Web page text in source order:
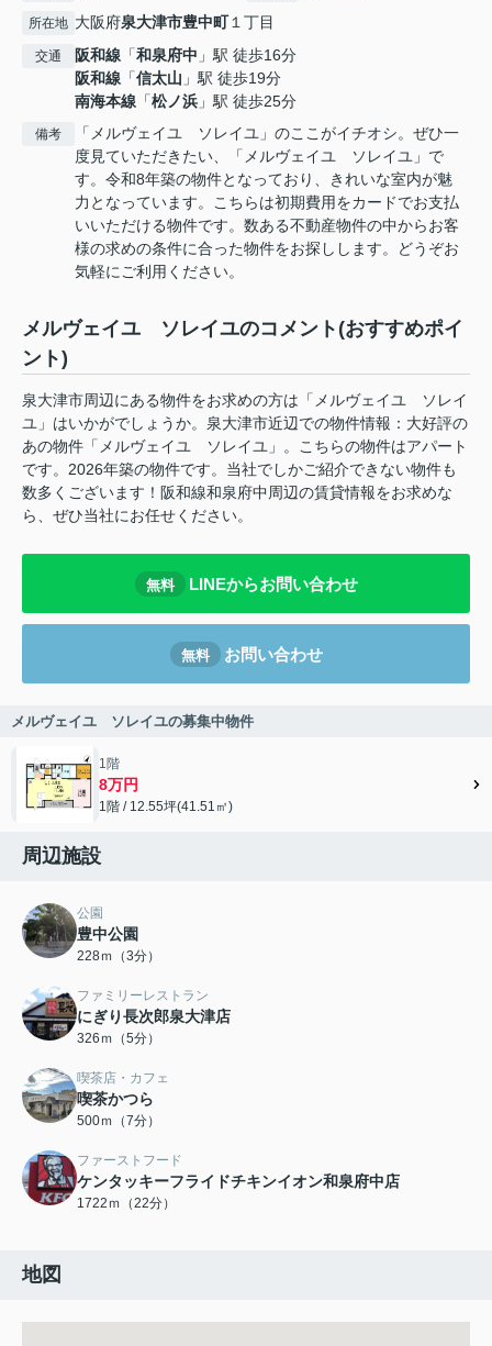
所在地 大阪府泉大津市豊中町１丁目
交通 阪和線 「和泉府中 」駅 徒歩16分
阪和線 「信太山 」駅 徒歩19分
南海本線 「松ノ浜 」駅 徒歩25分
備考
「メルヴェイユ ソレイユ」のここがイチオシ。ぜひ一
度見ていただきたい、「メルヴェイユ ソレイユ」で
す。令和8年築の物件となっており、きれいな室内が魅
力となっています。こちらは初期費用をカードでお支払
いいただける物件です。数ある不動産物件の中からお客
様の求めの条件に合った物件をお探しします。どうぞお
気軽にご利用ください。
メルヴェイユ ソレイユのコメント(おすすめポイ
ント)
泉大津市周辺にある物件をお求めの方は「メルヴェイユ ソレイ
ユ」はいかがでしょうか。泉大津市近辺での物件情報：大好評の
あの物件「メルヴェイユ ソレイユ」。こちらの物件はアパート
です。2026年築の物件です。当社でしかご紹介できない物件も
数多くございます！阪和線和泉府中周辺の賃貸情報をお求めな
ら、ぜひ当社にお任せください。
無料 LINEからお問い合わせ
無料 お問い合わせ
メルヴェイユ ソレイユの募集中物件
1階
8万円
1階 / 12.55坪(41.51㎡)
周辺施設
公園
豊中公園
228ｍ（3分）
ファミリーレストラン
にぎり長次郎泉大津店
326ｍ（5分）
喫茶店・カフェ
喫茶かつら
500ｍ（7分）
ファーストフード
ケンタッキーフライドチキンイオン和泉府中店
1722ｍ（22分）
地図